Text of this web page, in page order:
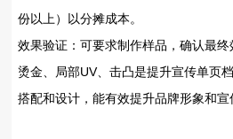
份以上）以分摊成本。
效果验证‌：可要求制作样品，确认最终
烫金、局部UV、击凸是提升宣传单页
搭配和设计，能有效提升品牌形象和宣